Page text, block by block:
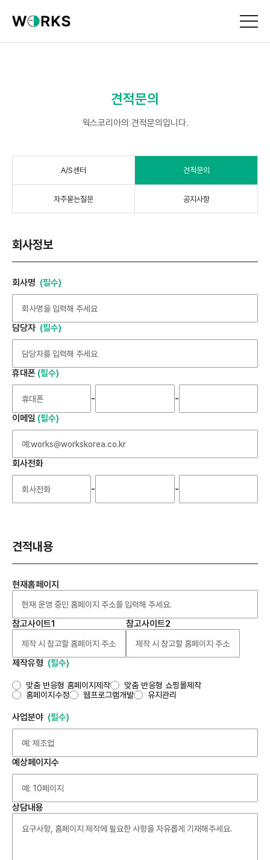
견적문의
웍스코리아의 견적문의입니다.
A/S센터 견적문의
자주묻는질문 공지사항
회사정보
회사명
담당자
휴대폰
- -
이메일
회사전화
- -
견적내용
현재홈페이지
참고사이트1 참고사이트2
제작유형
맞춤 반응형 홈페이지제작
맞춤 반응형 쇼핑몰제작
홈페이지수정
웹프로그램개발 유지관리
사업분야
예상페이지수
상담내용